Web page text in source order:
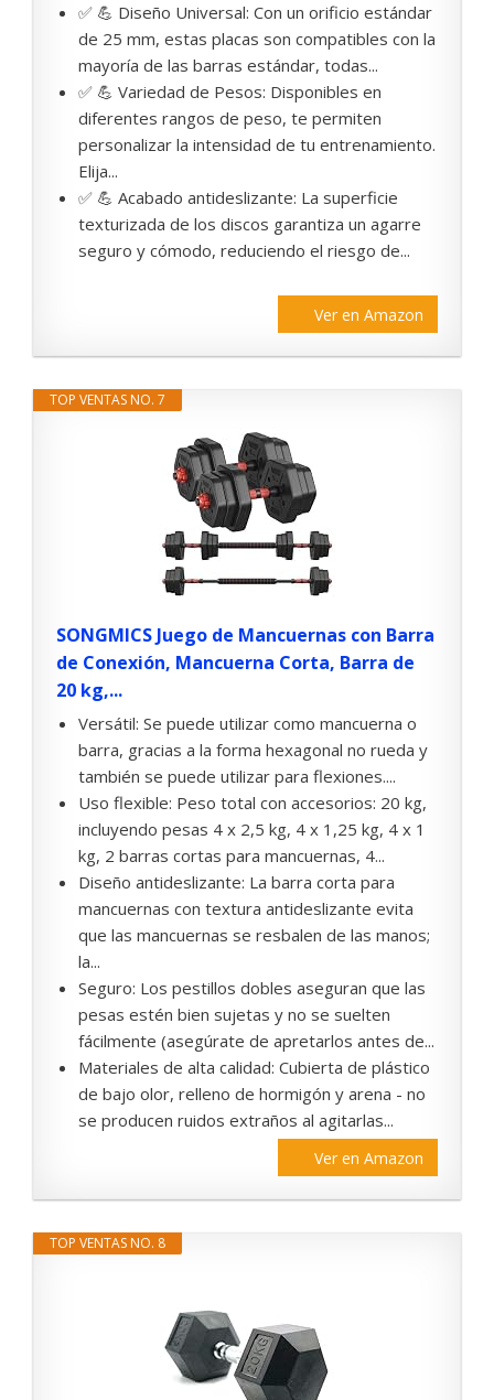
✅ 💪 Diseño Universal: Con un orificio estándar
de 25 mm, estas placas son compatibles con la
mayoría de las barras estándar, todas...
✅ 💪 Variedad de Pesos: Disponibles en
diferentes rangos de peso, te permiten
personalizar la intensidad de tu entrenamiento.
Elija...
✅ 💪 Acabado antideslizante: La superficie
texturizada de los discos garantiza un agarre
seguro y cómodo, reduciendo el riesgo de...
Ver en Amazon
TOP VENTAS NO. 7
SONGMICS Juego de Mancuernas con Barra
de Conexión, Mancuerna Corta, Barra de
20 kg,...
Versátil: Se puede utilizar como mancuerna o
barra, gracias a la forma hexagonal no rueda y
también se puede utilizar para flexiones....
Uso flexible: Peso total con accesorios: 20 kg,
incluyendo pesas 4 x 2,5 kg, 4 x 1,25 kg, 4 x 1
kg, 2 barras cortas para mancuernas, 4...
Diseño antideslizante: La barra corta para
mancuernas con textura antideslizante evita
que las mancuernas se resbalen de las manos;
la...
Seguro: Los pestillos dobles aseguran que las
pesas estén bien sujetas y no se suelten
fácilmente (asegúrate de apretarlos antes de...
Materiales de alta calidad: Cubierta de plástico
de bajo olor, relleno de hormigón y arena - no
se producen ruidos extraños al agitarlas...
Ver en Amazon
TOP VENTAS NO. 8